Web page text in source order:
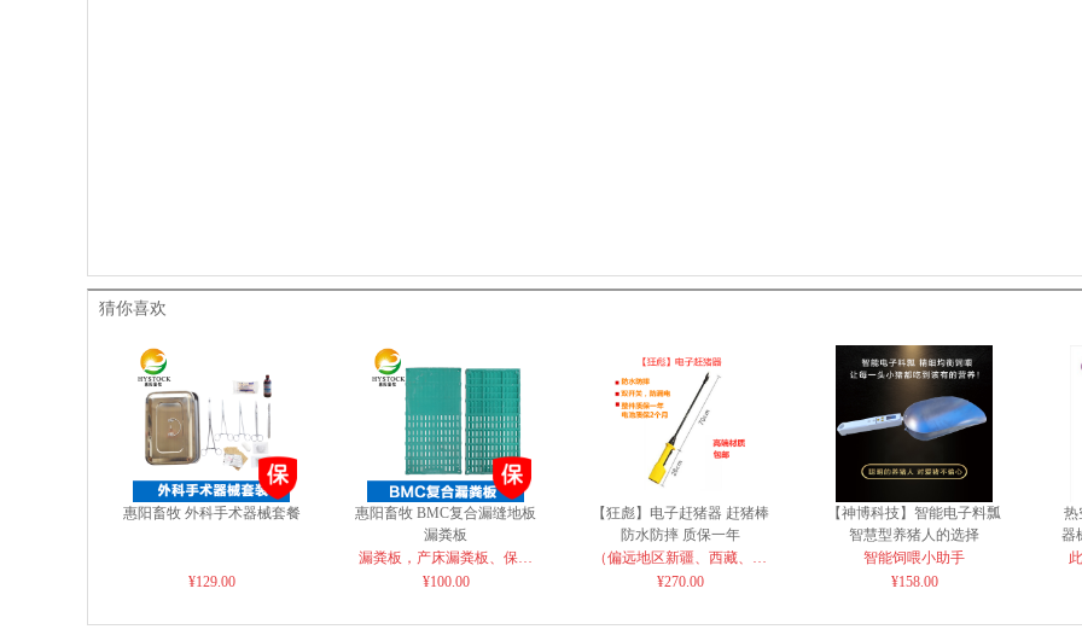
猜你喜欢
惠阳畜牧 外科手术器械套餐
¥129.00
惠阳畜牧 BMC复合漏缝地板
漏粪板
漏粪板，产床漏粪板、保育
床漏粪板、定位栏漏粪板
¥100.00
【狂彪】电子赶猪器 赶猪棒
防水防摔 质保一年
96cm12000毫安
（偏远地区新疆、西藏、青
海、宁夏、甘肃运费联系客
¥270.00
【神博科技】智能电子料瓢
智慧型养猪人的选择
智能饲喂小助手
¥158.00
热
器